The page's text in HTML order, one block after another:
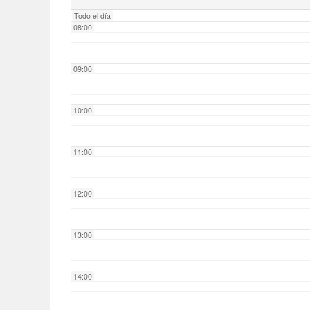
Todo el día
08:00
09:00
10:00
11:00
12:00
13:00
14:00